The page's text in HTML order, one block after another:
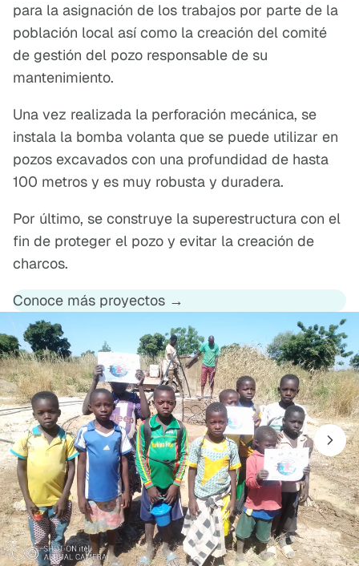
para la asignación de los trabajos por parte de la
población local así como la creación del comité
de gestión del pozo responsable de su
mantenimiento.
Una vez realizada la perforación mecánica, se
instala la bomba volanta que se puede utilizar en
pozos excavados con una profundidad de hasta
100 metros y es muy robusta y duradera.
Por último, se construye la superestructura con el
fin de proteger el pozo y evitar la creación de
charcos.
Conoce más proyectos →